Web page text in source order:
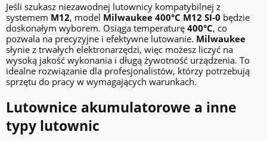
Jeśli szukasz niezawodnej lutownicy kompatybilnej z
systemem M12, model Milwaukee 400°C M12 SI-0 będzie
doskonałym wyborem. Osiąga temperaturę 400°C, co
pozwala na precyzyjne i efektywne lutowanie. Milwaukee
słynie z trwałych elektronarzędzi, więc możesz liczyć na
wysoką jakość wykonania i długą żywotność urządzenia. To
idealne rozwiązanie dla profesjonalistów, którzy potrzebują
sprzętu do pracy w wymagających warunkach.
Lutownice akumulatorowe a inne
typy lutownic